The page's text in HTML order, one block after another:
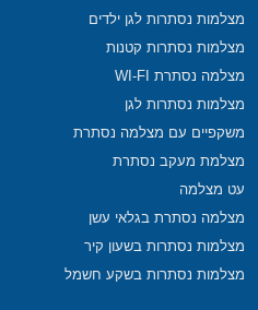
מצלמות נסתרות לגן ילדים
מצלמות נסתרות קטנות
מצלמה נסתרת WI-FI
מצלמות נסתרות לגן
משקפיים עם מצלמה נסתרת
מצלמת מעקב נסתרת
עט מצלמה
מצלמה נסתרת בגלאי עשן
מצלמות נסתרות בשעון קיר
מצלמות נסתרות בשקע חשמל